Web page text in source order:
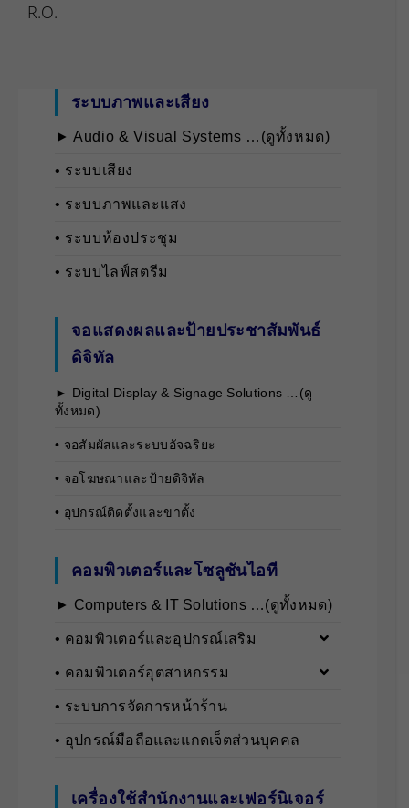
R.O.
ระบบภาพและเสียง
► Audio & Visual Systems …(ดูทั้งหมด)
• ระบบเสียง
• ระบบภาพและแสง
• ระบบห้องประชุม
• ระบบไลฟ์สตรีม
จอแสดงผลและป้ายประชาสัมพันธ์
ดิจิทัล
► Digital Display & Signage Solutions …(ดู
ทั้งหมด)
• จอสัมผัสและระบบอัจฉริยะ
• จอโฆษณาและป้ายดิจิทัล
• อุปกรณ์ติดตั้งและขาตั้ง
คอมพิวเตอร์และโซลูชันไอที
► Computers & IT Solutions …(ดูทั้งหมด)
• คอมพิวเตอร์และอุปกรณ์เสริม
• คอมพิวเตอร์อุตสาหกรรม
• ระบบการจัดการหน้าร้าน
• อุปกรณ์มือถือและแกดเจ็ตส่วนบุคคล
เครื่องใช้สำนักงานและเฟอร์นิเจอร์